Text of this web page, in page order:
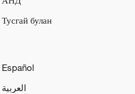
Тусгай булан
Español
العربية